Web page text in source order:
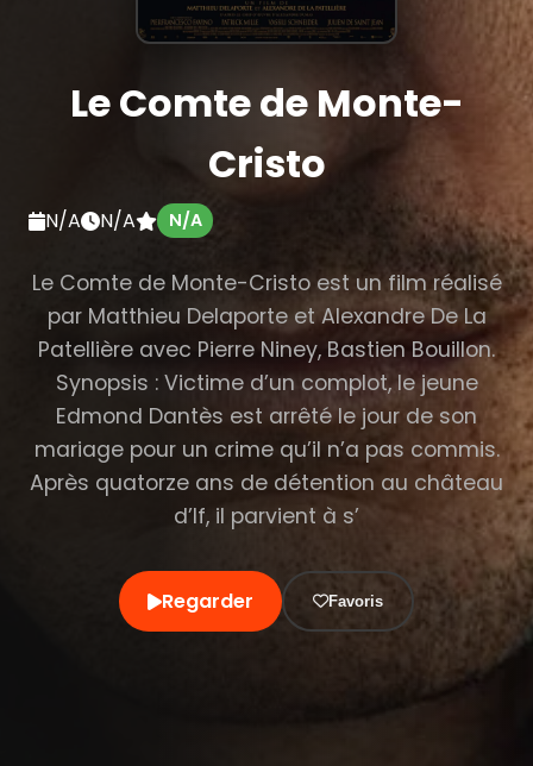
Le Comte de Monte-
Cristo
N/A N/A N/A
Le Comte de Monte-Cristo est un film réalisé
par Matthieu Delaporte et Alexandre De La
Patellière avec Pierre Niney, Bastien Bouillon.
Synopsis : Victime d’un complot, le jeune
Edmond Dantès est arrêté le jour de son
mariage pour un crime qu’il n’a pas commis.
Après quatorze ans de détention au château
d’If, il parvient à s’
Regarder Favoris